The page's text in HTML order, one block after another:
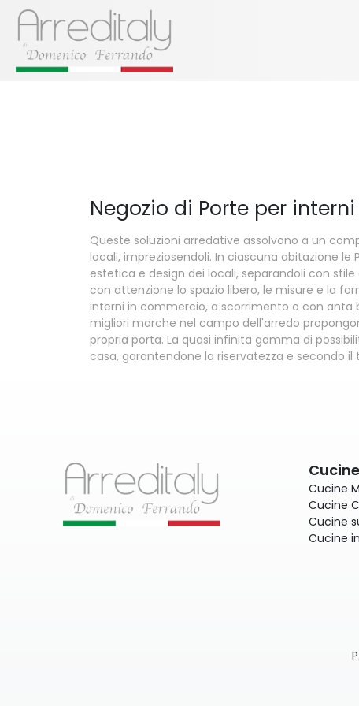
Negozio di Porte per interni
Queste soluzioni arredative assolvono a un
locali, impreziosendoli. In ciascuna abitazione
estetica e design dei locali, separandoli con
con attenzione lo spazio libero, le misure e la
interni in commercio, a scorrimento o con anta
migliori marche nel campo dell'arredo
propria porta. La quasi infinita gamma di
casa, garantendone la riservatezza e secondo il
Cucine
Cucine
Cucine
Cucine
Cucine